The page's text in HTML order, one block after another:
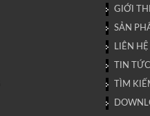
GIỚI
SẢN
LIÊN HỆ
TIN TỨC
TÌM